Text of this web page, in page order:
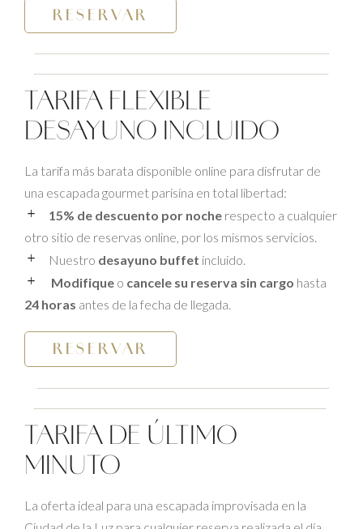
RESERVAR
TARIFA FLEXIBLE
DESAYUNO INCLUIDO
La tarifa más barata disponible online para disfrutar de
una escapada gourmet parisina en total libertad:
15% de descuento por noche respecto a cualquier
otro sitio de reservas online, por los mismos servicios.
Nuestro desayuno buffet incluido.
Modifique o cancele su reserva sin cargo hasta
24 horas antes de la fecha de llegada.
RESERVAR
TARIFA DE ÚLTIMO
MINUTO
La oferta ideal para una escapada improvisada en la